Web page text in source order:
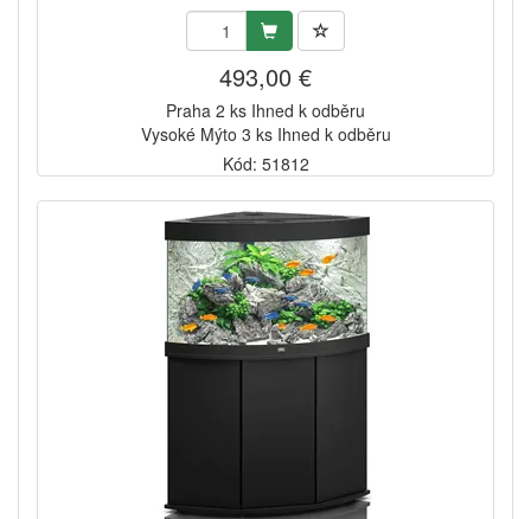
493,00 €
Praha 2 ks Ihned k odběru
Vysoké Mýto 3 ks Ihned k odběru
Kód: 51812